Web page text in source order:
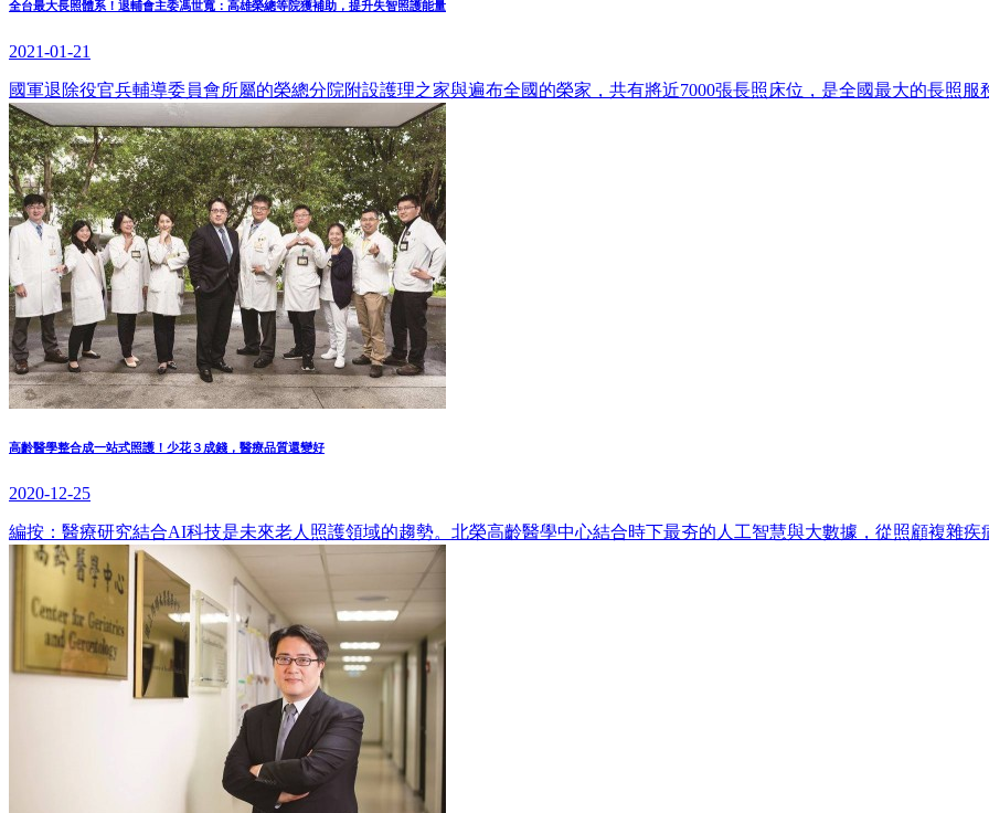
全台最大長照體系！退輔會主委馮世寬：高雄榮總等院獲補助，提升失智照護能量
2021-01-21
國軍退除役官兵輔導委員會所屬的榮總分院附設護理之家與遍布全國的榮家，共有將近7000張長照床位，是全國最大的長照
高齡醫學整合成一站式照護！少花３成錢，醫療品質還變好
2020-12-25
編按：醫療研究結合AI科技是未來老人照護領域的趨勢。北榮高齡醫學中心結合時下最夯的人工智慧與大數據，從照顧複雜